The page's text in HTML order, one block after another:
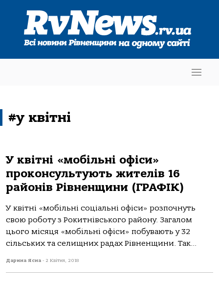
#у квітні
У квітні «мобільні офіси»
проконсультують жителів 16
районів Рівненщини (ГРАФІК)
У квітні «мобільні соціальні офіси» розпочнуть
свою роботу з Рокитнівського району. Загалом
цього місяця «мобільні офіси» побувають у 32
сільських та селищних радах Рівненщини. Так...
Дарина Ясна - 2 Квітня, 2018